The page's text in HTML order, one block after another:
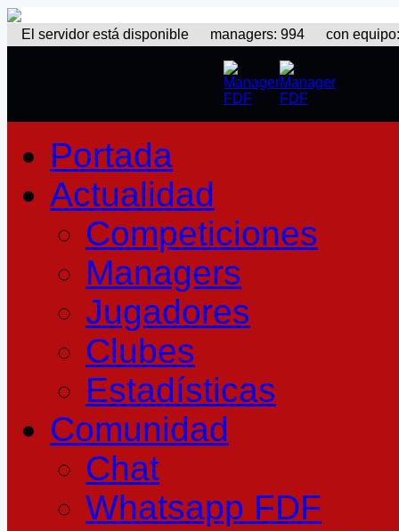
El servidor está disponible managers: 994 con
Portada
Actualidad
Competiciones
Managers
Jugadores
Clubes
Estadísticas
Comunidad
Chat
Whatsapp FDF